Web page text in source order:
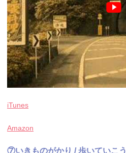
iTunes
Amazon
⑦いきものがかり / 歩いていこう